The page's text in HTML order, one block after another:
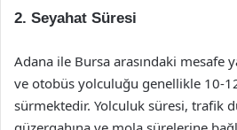
2. Seyahat Süresi
Adana ile Bursa arasındaki mesafe
ve otobüs yolculuğu genellikle 10-
sürmektedir. Yolculuk süresi, trafik